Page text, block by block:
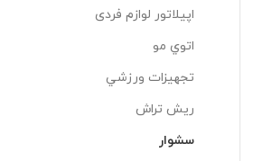
اپيلاتور لوازم فردی
اتوي مو
تجهيزات ورزشي
ريش تراش
سشوار